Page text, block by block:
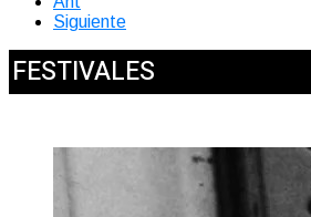
Siguiente
FESTIVALES